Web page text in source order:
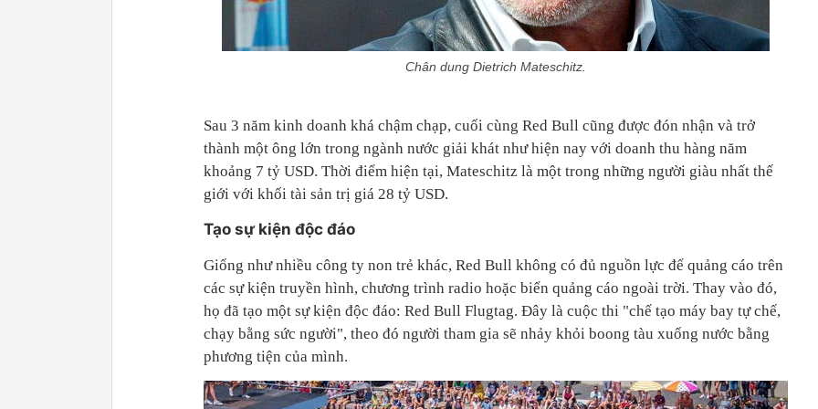
Chân dung Dietrich Mateschitz.
Sau 3 năm kinh doanh khá chậm chạp, cuối cùng Red Bull cũng được đón nhận và trở
thành một ông lớn trong ngành nước giải khát như hiện nay với doanh thu hàng năm
khoảng 7 tỷ USD. Thời điểm hiện tại, Mateschitz là một trong những người giàu nhất thế
giới với khối tài sản trị giá 28 tỷ USD.
Tạo sự kiện độc đáo
Giống như nhiều công ty non trẻ khác, Red Bull không có đủ nguồn lực để quảng cáo trên
các sự kiện truyền hình, chương trình radio hoặc biển quảng cáo ngoài trời. Thay vào đó,
họ đã tạo một sự kiện độc đáo: Red Bull Flugtag. Đây là cuộc thi "chế tạo máy bay tự chế,
chạy bằng sức người", theo đó người tham gia sẽ nhảy khỏi boong tàu xuống nước bằng
phương tiện của mình.